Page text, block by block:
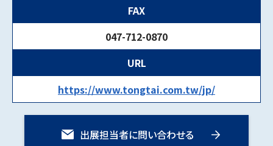
FAX
047-712-0870
URL
https://www.tongtai.com.tw/jp/
出展担当者に問い合わせる